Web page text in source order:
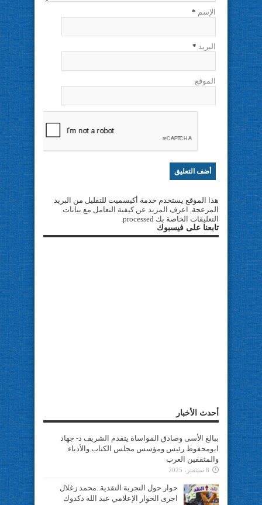
الإسم *
البريد *
الموقع
هذا الموقع يستخدم خدمة أكيسميت للتقليل من البريد
المزعجة. اعرف المزيد عن كيفية التعامل مع بيانات
التعليقات الخاصة بك processed
.
تابعنا على فيسبوك
أحدث الأخبار
ببالغ الأسى وصادق المواساة يتقدم الشريف د- جهاد
ابومحفوظ رئيس ومؤسس مجلس الكتاب والأدباء
والمثقفين العرب
8 سبتمبر، 2025
حوار حول التجربة النقدية..محمد زغلال
اجرى الحوار الإعلامي عبد الله دكدوك